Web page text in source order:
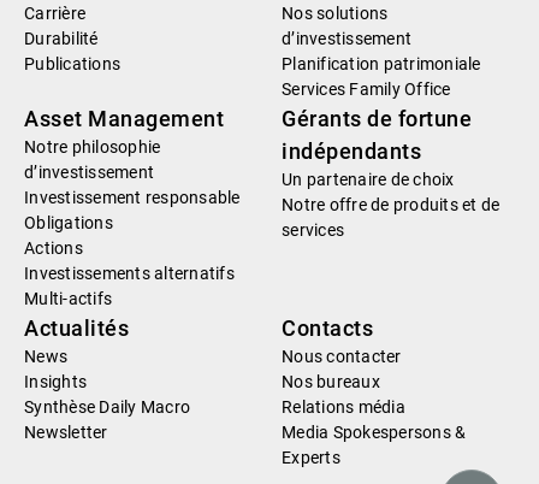
Carrière
Durabilité
Publications
Nos solutions
d’investissement
Planification patrimoniale
Services Family Office
Asset Management
Notre philosophie
d’investissement
Investissement responsable
Obligations
Actions
Investissements alternatifs
Multi-actifs
Gérants de fortune
indépendants
Un partenaire de choix
Notre offre de produits et de
services
Actualités
News
Insights
Synthèse Daily Macro
Newsletter
Contacts
Nous contacter
Nos bureaux
Relations média
Media Spokespersons &
Experts